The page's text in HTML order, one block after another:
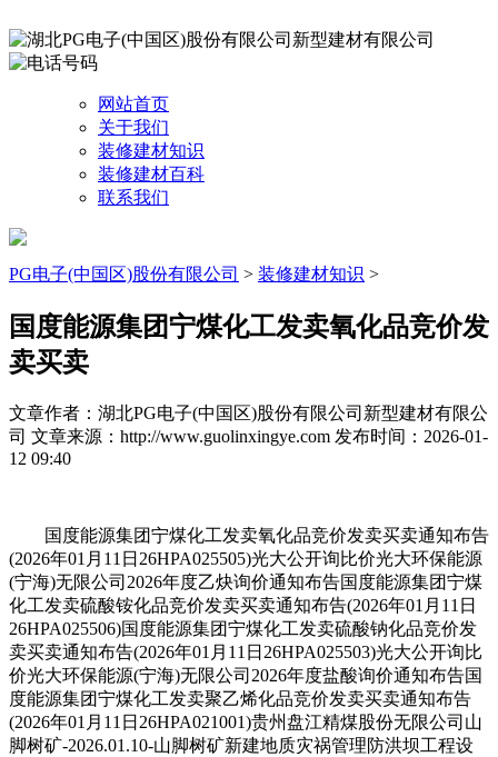
网站首页
关于我们
装修建材知识
装修建材百科
联系我们
PG电子(中国区)股份有限公司 > 装修建材知识 >
国度能源集团宁煤化工发卖氧化品竞价发
卖买卖
文章作者：湖北PG电子(中国区)股份有限公司新型建材有限公
司 文章来源：http://www.guolinxingye.com 发布时间：2026-01-
12 09:40
国度能源集团宁煤化工发卖氧化品竞价发卖买卖通知布告
(2026年01月11日26HPA025505)光大公开询比价光大环保能源
(宁海)无限公司2026年度乙炔询价通知布告国度能源集团宁煤
化工发卖硫酸铵化品竞价发卖买卖通知布告(2026年01月11日
26HPA025506)国度能源集团宁煤化工发卖硫酸钠化品竞价发
卖买卖通知布告(2026年01月11日26HPA025503)光大公开询比
价光大环保能源(宁海)无限公司2026年度盐酸询价通知布告国
度能源集团宁煤化工发卖聚乙烯化品竞价发卖买卖通知布告
(2026年01月11日26HPA021001)贵州盘江精煤股份无限公司山
脚树矿-2026.01.10-山脚树矿新建地质灾祸管理防洪坝工程设